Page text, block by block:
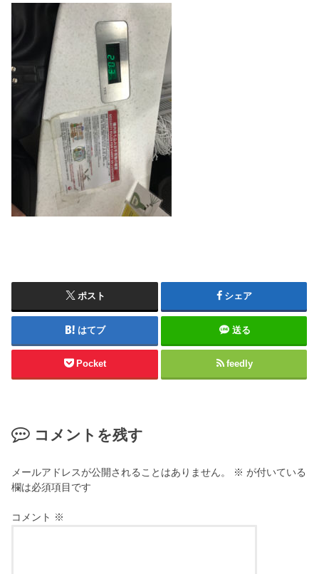
ポスト シェア
はてブ 送る
Pocket feedly
コメントを残す
メールアドレスが公開されることはありません。 ※ が付いている
欄は必須項目です
コメント ※